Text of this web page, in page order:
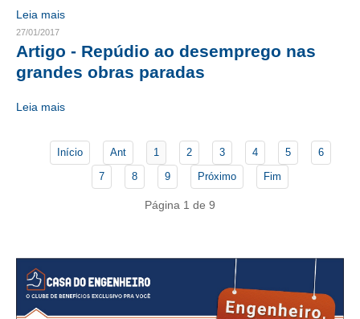
SEESPPREV
CONSÓRCIOS
PALAVRA DO MURILO
AGENDA
Leia mais
27/01/2017
Artigo - Repúdio ao desemprego nas
grandes obras paradas
Leia mais
Início Ant 1 2 3 4 5
6
7
8 9 Próximo Fim
Página 1 de 9